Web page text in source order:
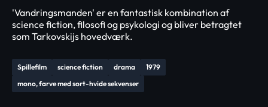
Spillefilm science fiction drama
1979
mono, farve med sort-hvide sekvenser
'Vandringsmanden' er en fantastisk kombination af
science fiction, filosofi og psykologi og bliver betragtet
som Tarkovskijs hovedværk.